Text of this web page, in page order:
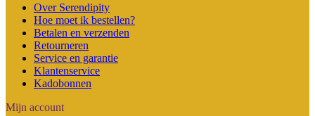
Over Serendipity
Hoe moet ik bestellen?
Betalen en verzenden
Retourneren
Service en garantie
Klantenservice
Kadobonnen
Mijn account